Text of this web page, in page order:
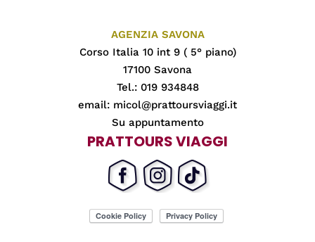
AGENZIA SAVONA
Corso Italia 10 int 9 ( 5° piano)
17100 Savona
Tel.: 019 934848
email: micol@prattoursviaggi.it
Su appuntamento
PRATTOURS VIAGGI